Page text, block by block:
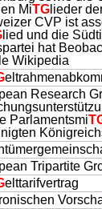
MiTG lieder
CVP ist
lied und die
hat
Wikipedia
Research
Parlamentsmi
Tripartite
elttarifvertrag